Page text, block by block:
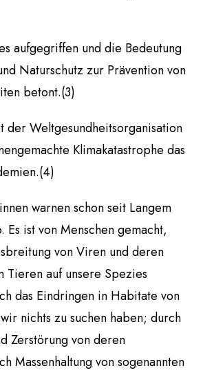
aufgegriffen und die Bedeutung
Naturschutz zur Prävention von
betont.(3)
der Weltgesundheitsorganisation
Klimakatastrophe das
warnen schon seit Langem
Es ist von Menschen gemacht,
von Viren und deren
Tieren auf unsere Spezies
das Eindringen in Habitate von
nichts zu suchen haben; durch
Zerstörung von deren
Massenhaltung von sogenannten